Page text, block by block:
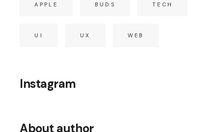
APPLE BUDS TECH
UI UX WEB
Instagram
About author